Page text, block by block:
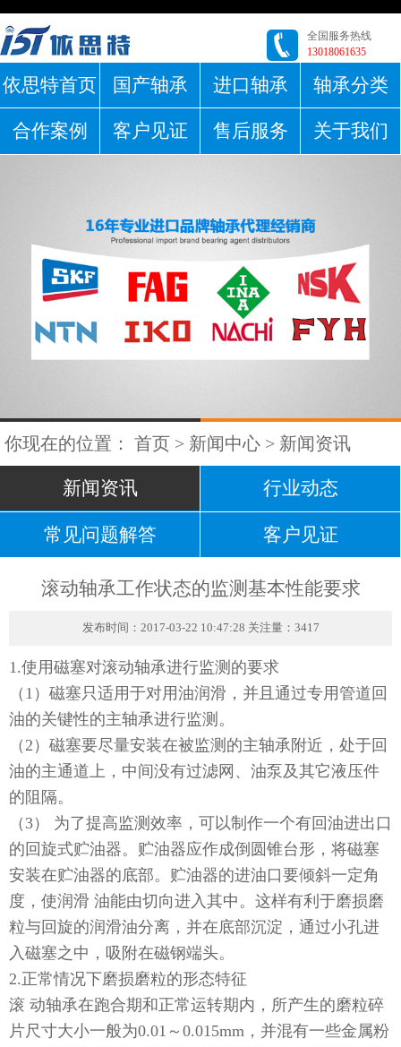
全国服务热线
13018061635
依思特首页 国产轴承 进口轴承 轴承分类
合作案例 客户见证 售后服务 关于我们
你现在的位置： 首页 > 新闻中心 > 新闻资讯
新闻资讯 行业动态
常见问题解答 客户见证
滚动轴承工作状态的监测基本性能要求
发布时间：2017-03-22 10:47:28 关注量：3417
1.使用磁塞对滚动轴承进行监测的要求
（1）磁塞只适用于对用油润滑，并且通过专用管道回
油的关键性的主轴承进行监测。
（2）磁塞要尽量安装在被监测的主轴承附近，处于回
油的主通道上，中间没有过滤网、油泵及其它液压件
的阻隔。
（3） 为了提高监测效率，可以制作一个有回油进出口
的回旋式贮油器。贮油器应作成倒圆锥台形，将磁塞
安装在贮油器的底部。贮油器的进油口要倾斜一定角
度，使润滑 油能由切向进入其中。这样有利于磨损磨
粒与回旋的润滑油分离，并在底部沉淀，通过小孔进
入磁塞之中，吸附在磁钢端头。
2.正常情况下磨损磨粒的形态特征
滚 动轴承在跑合期和正常运转期内，所产生的磨粒碎
片尺寸大小一般为0.01～0.015mm，并混有一些金属粉